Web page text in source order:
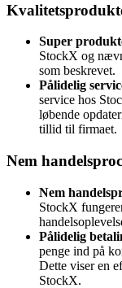
Super
StockX og
som beskrevet.
Pålidelig
service hos
løbende
tillid til firmaet.
Nem
Nem
StockX
Pålidelig
penge ind på
Dette viser en
StockX.